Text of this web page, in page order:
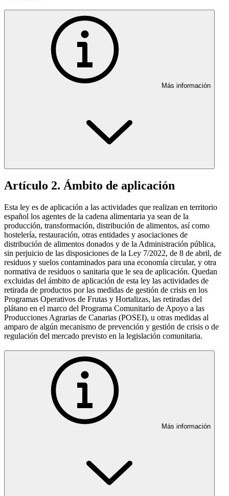
Más información
Artículo 2. Ámbito de aplicación
Esta ley es de aplicación a las actividades que realizan en territorio
español los agentes de la cadena alimentaria ya sean de la
producción, transformación, distribución de alimentos, así como
hostelería, restauración, otras entidades y asociaciones de
distribución de alimentos donados y de la Administración pública,
sin perjuicio de las disposiciones de la Ley 7/2022, de 8 de abril, de
residuos y suelos contaminados para una economía circular, y otra
normativa de residuos o sanitaria que le sea de aplicación. Quedan
excluidas del ámbito de aplicación de esta ley las actividades de
retirada de productos por las medidas de gestión de crisis en los
Programas Operativos de Frutas y Hortalizas, las retiradas del
plátano en el marco del Programa Comunitario de Apoyo a las
Producciones Agrarias de Canarias (POSEI), u otras medidas al
amparo de algún mecanismo de prevención y gestión de crisis o de
regulación del mercado previsto en la legislación comunitaria.
Más información